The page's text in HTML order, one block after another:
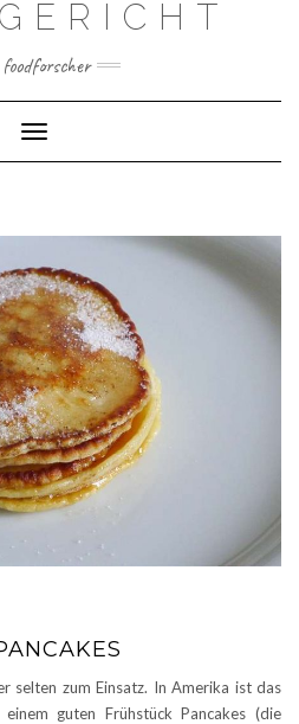
foodforscher
Toggle Navigation
selten zum Einsatz. In Amerika ist das
guten Frühstück Pancakes (die